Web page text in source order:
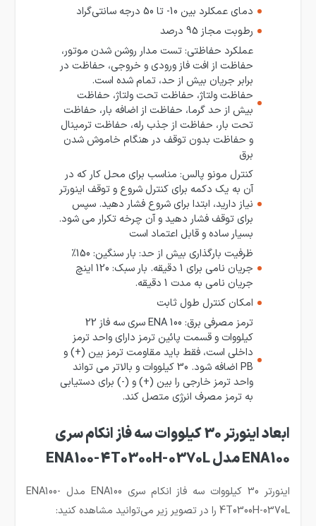
دمای عمکلرد بین 10- تا 50 درجه سانتی‌گراد
رطوبت مجاز 95 درصد
عملکرد حفاظتی: تست مدار روشن شدن موتور،
حفاظت از افت فاز ورودی و خروجی، حفاظت در
برابر جریان بیش از حد، تمام شده است.
حفاظت ولتاژ، حفاظت تحت ولتاژ، حفاظت
بیش از حد گرما، حفاظت از اضافه بار، حفاظت
تحت بار، حفاظت از جذب رله، حفاظت ترمینال
و حفاظت بدون توقف در هنگام خاموش شدن
برق
کنترل مونو پالس: مناسب برای محل کار که در
آن به یک دکمه برای کنترل شروع و توقف اینورتر
نیاز دارید، ابتدا برای شروع فشار دهید. سپس
برای توقف فشار دهید و آن چرخه تکرار می شود.
بسیار ساده و قابل اعتماد است
ظرفیت بارگذاری بیش از حد: بار سنگین: 150%
جریان نامی برای 1 دقیقه. بار سبک: 120 اینچ
جریان نامی به مدت 1 دقیقه.
امکان کنترل طول ثابت
ترمز مصرفی برق: ENA 100 سری سه فاز 22
کیلووات و قسمت پائین ترمز دارای واحد ترمز
داخلی است، فقط باید مقاومت ترمز بین (+) و
PB اضافه شود. 30 کیلووات و بالاتر می تواند
واحد ترمز خارجی را بین (+) و (-) برای دستیابی
به ترمز مصرف انرژی متصل کند.
ابعاد اینورتر 30 کیلووات سه فاز انکام سری
ENA100 مدل ENA100-4T0300H-0370L
اینورتر 30 کیلووات سه فاز انکام سری ENA100 مدل ENA100-
4T0300H-0370L را در تصویر زیر می‌توانید مشاهده کنید: